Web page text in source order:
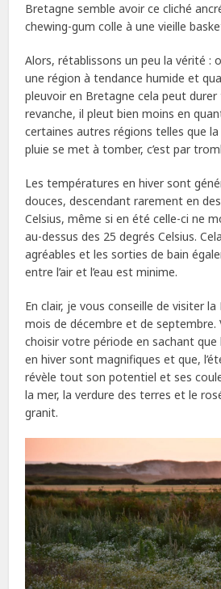
Bretagne semble avoir ce cliché
chewing-gum colle à une vieille
Alors, rétablissons un peu la vérité :
une région à tendance humide et
pleuvoir en Bretagne cela peut
revanche, il pleut bien moins en
certaines autres régions telles que
pluie se met à tomber, c’est par
Les températures en hiver sont
douces, descendant rarement en
Celsius, même si en été celle-ci ne
au-dessus des 25 degrés Celsius.
agréables et les sorties de bain
entre l’air et l’eau est minime.
En clair, je vous conseille de visiter
mois de décembre et de septembre.
choisir votre période en sachant que
en hiver sont magnifiques et que,
révèle tout son potentiel et ses
la mer, la verdure des terres et le
granit.